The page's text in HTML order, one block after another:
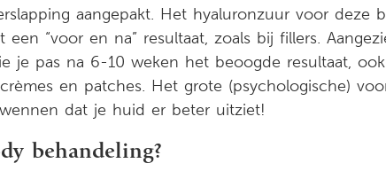
aangepakt. Het hyaluronzuur voor deze
“voor en na” resultaat, zoals bij fillers.
je pas na 6-10 weken het beoogde resultaat,
en patches. Het grote (psychologische)
dat je huid er beter uitziet!
behandeling?